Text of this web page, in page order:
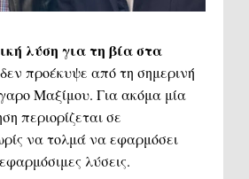
λύση για τη βία στα
δεν προέκυψε από τη σημερινή
Μαξίμου. Για ακόμα μία
περιορίζεται σε
να τολμά να εφαρμόσει
λύσεις.